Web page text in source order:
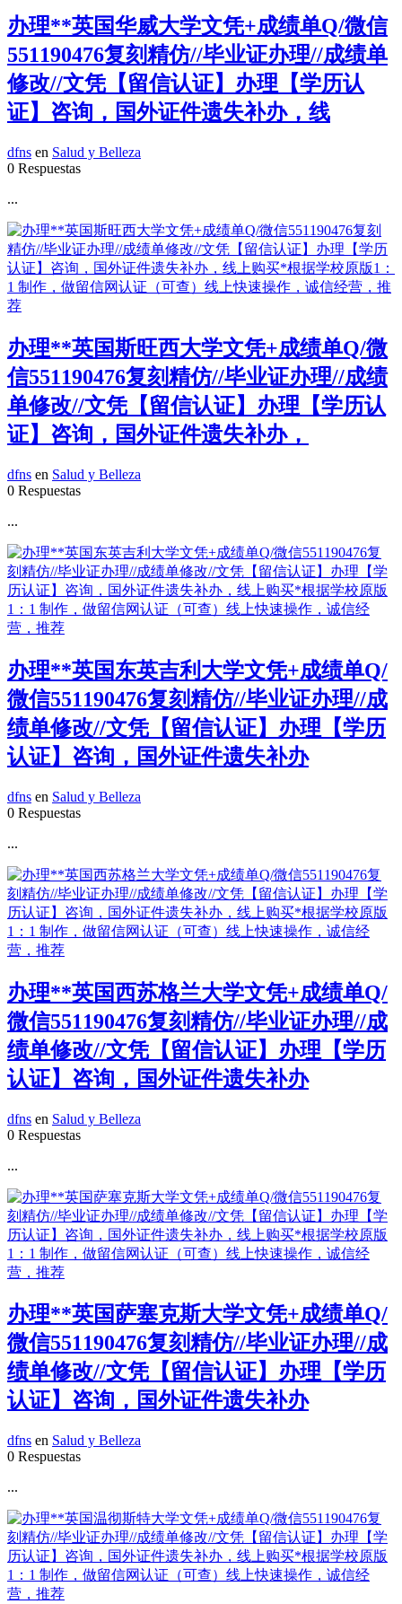
办理**英国华威大学文凭+成绩单Q/微信
551190476复刻精仿//毕业证办理//成绩单
修改//文凭【留信认证】办理【学历认
证】咨询，国外证件遗失补办，线
dfns en Salud y Belleza
0 Respuestas
...
办理**英国斯旺西大学文凭+成绩单Q/微
信551190476复刻精仿//毕业证办理//成绩
单修改//文凭【留信认证】办理【学历认
证】咨询，国外证件遗失补办，
dfns en Salud y Belleza
0 Respuestas
...
办理**英国东英吉利大学文凭+成绩单Q/
微信551190476复刻精仿//毕业证办理//成
绩单修改//文凭【留信认证】办理【学历
认证】咨询，国外证件遗失补办
dfns en Salud y Belleza
0 Respuestas
...
办理**英国西苏格兰大学文凭+成绩单Q/
微信551190476复刻精仿//毕业证办理//成
绩单修改//文凭【留信认证】办理【学历
认证】咨询，国外证件遗失补办
dfns en Salud y Belleza
0 Respuestas
...
办理**英国萨塞克斯大学文凭+成绩单Q/
微信551190476复刻精仿//毕业证办理//成
绩单修改//文凭【留信认证】办理【学历
认证】咨询，国外证件遗失补办
dfns en Salud y Belleza
0 Respuestas
...